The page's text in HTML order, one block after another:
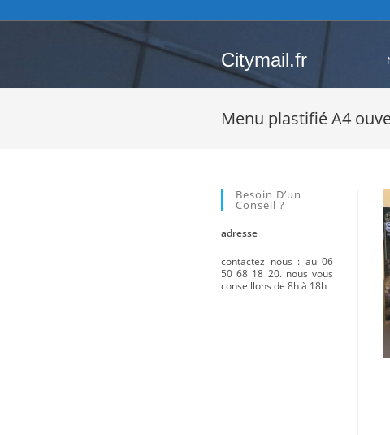
to
Citymail.fr
Menu plastifié A4
Besoin D’un
Conseil ?
adresse
contactez nous : au 06
50 68 18 20. nous vous
conseillons de 8h à 18h